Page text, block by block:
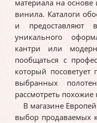
материала на
винила. Каталоги
и предоставляют
уникального
кантри или
пообщаться с
который
выбранных
рассмотреть похожие
В магазине
выбор продаваемых